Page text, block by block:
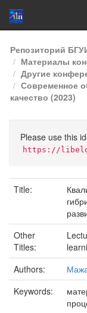
Skip
navigation
Репозиторий
Материалы
Другие
Современное
качество (2023)
Please use this
https://
Title:
Other
Titles:
Authors:
Keywords: